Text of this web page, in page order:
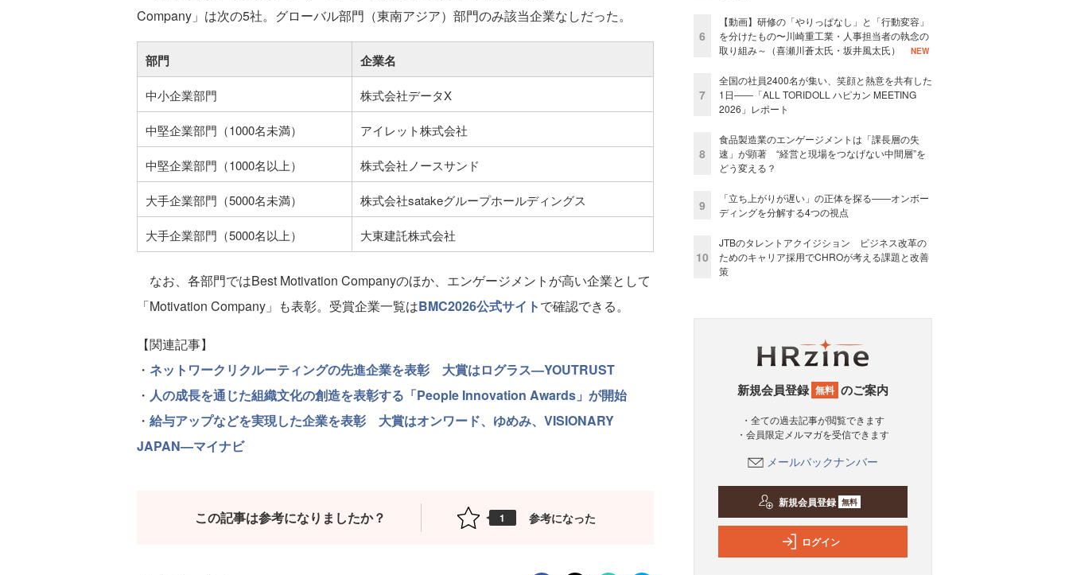
Company」は次の5社。グローバル部門（東南アジア）部門のみ該当企業なしだった。
部門 企業名
中小企業部門 株式会社データX
中堅企業部門（1000名未満） アイレット株式会社
中堅企業部門（1000名以上） 株式会社ノースサンド
大手企業部門（5000名未満） 株式会社satakeグループホールディングス
大手企業部門（5000名以上） 大東建託株式会社
なお、各部門ではBest Motivation Companyのほか、エンゲージメントが高い企業として
「Motivation Company」も表彰。受賞企業一覧はBMC2026公式サイトで確認できる。
【関連記事】
・ ネットワークリクルーティングの先進企業を表彰 大賞はログラス—YOUTRUST
・ 人の成長を通じた組織文化の創造を表彰する「People Innovation Awards」が開始
・ 給与アップなどを実現した企業を表彰 大賞はオンワード、ゆめみ、VISIONARY
JAPAN—マイナビ
この記事は参考になりましたか？ 1 参考になった
6
【動画】研修の「やりっぱなし」と「行動変容」
を分けたもの〜川崎重工業・人事担当者の執念の
取り組み～（喜瀬川蒼太氏・坂井風太氏）
NEW
7
全国の社員2400名が集い、笑顔と熱意を共有した
1日――「ALL TORIDOLL ハピカン MEETING
2026」レポート
8
食品製造業のエンゲージメントは「課長層の失
速」が顕著 “経営と現場をつなげない中間層”を
どう変える？
9
「立ち上がりが遅い」の正体を探る——オンボー
ディングを分解する4つの視点
10
JTBのタレントアクイジション ビジネス改革の
ためのキャリア採用でCHROが考える課題と改善
策
新規会員登録 無料 のご案内
・全ての過去記事が閲覧できます
・会員限定メルマガを受信できます
メールバックナンバー
新規会員登録 無料
ログイン